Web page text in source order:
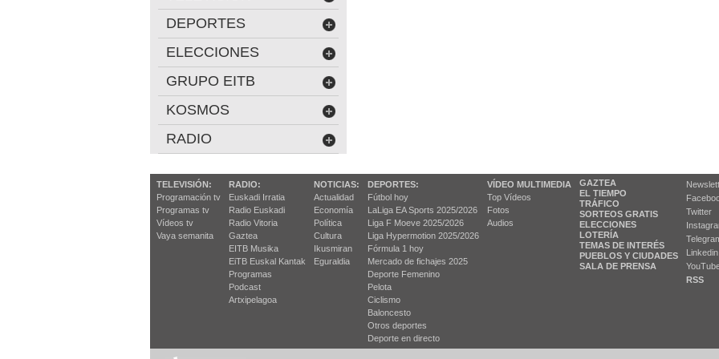
DEPORTES
ELECCIONES
GRUPO EITB
KOSMOS
RADIO
TELEVISIÓN:
Programación tv
Programas tv
Vídeos tv
Vaya semanita
RADIO:
Euskadi Irratia
Radio Euskadi
Radio Vitoria
Gaztea
EITB Musika
EiTB Euskal Kantak
Programas
Podcast
Artxipelagoa
NOTICIAS:
Actualidad
Economía
Política
Cultura
Ikusmiran
Eguraldia
DEPORTES:
Fútbol hoy
LaLiga EA Sports 2025/2026
Liga F Moeve 2025/2026
Liga Hypermotion 2025/2026
Fórmula 1 hoy
Mercado de fichajes 2025
Deporte Femenino
Pelota
Ciclismo
Baloncesto
Otros deportes
Deporte en directo
VÍDEO MULTIMEDIA
Top Vídeos
Fotos
Audios
GAZTEA
EL TIEMPO
TRÁFICO
SORTEOS GRATIS
ELECCIONES
LOTERÍA
TEMAS DE INTERÉS
PUEBLOS Y CIUDADES
SALA DE PRENSA
Twitter
Linkedin
RSS